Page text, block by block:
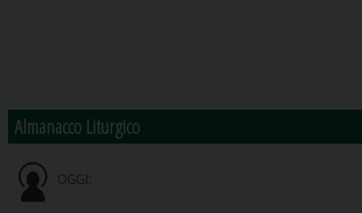
Almanacco Liturgico
OGGI: